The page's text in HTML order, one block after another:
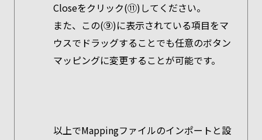
Closeをクリック(⑪)してください。
また、この(⑨)に表示されている項目をマ
ウスでドラッグすることでも任意のボタン
マッピングに変更することが可能です。
以上でMappingファイルのインポートと設